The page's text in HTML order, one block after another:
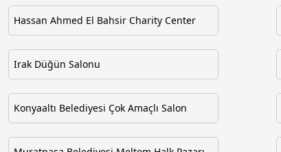
Hassan Ahmed El Bahsir Charity Center
Irak Düğün Salonu
Konyaaltı Belediyesi Çok Amaçlı Salon